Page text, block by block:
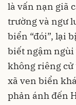
là vấn nạn giã
trường và ngư
biển “đói”, lại
biết ngậm ngùi
không riêng cử
xã ven biển
phản ánh đến